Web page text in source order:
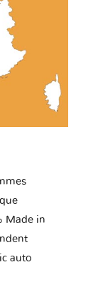
Made in
auto